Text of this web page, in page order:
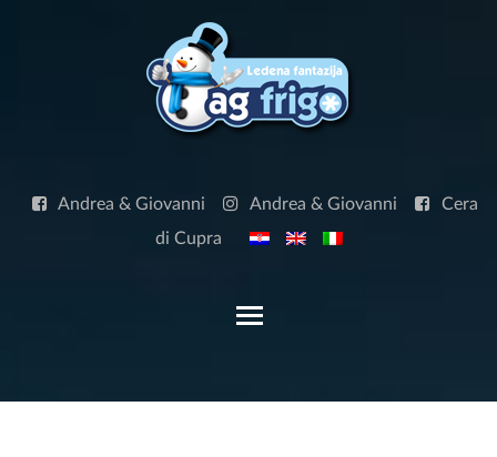
Andrea & Giovanni Andrea & Giovanni Cera
di Cupra